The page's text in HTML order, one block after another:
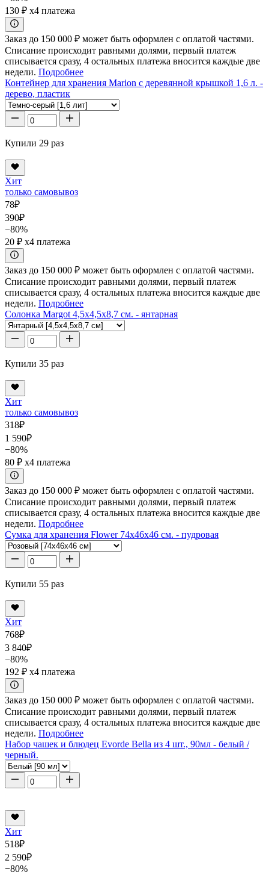
130 ₽ x4 платежа
Заказ до 150 000 ₽ может быть оформлен с оплатой частями.
Списание происходит равными долями, первый платеж
списывается сразу, 4 остальных платежа вносится каждые две
недели. Подробнее
Контейнер для хранения Marion с деревянной крышкой 1,6 л. -
дерево, пластик
Купили 29 раз
Хит
только самовывоз
78₽
390₽
−80%
20 ₽ x4 платежа
Заказ до 150 000 ₽ может быть оформлен с оплатой частями.
Списание происходит равными долями, первый платеж
списывается сразу, 4 остальных платежа вносится каждые две
недели. Подробнее
Солонка Margot 4,5x4,5x8,7 см. - янтарная
Купили 35 раз
Хит
только самовывоз
318₽
1 590₽
−80%
80 ₽ x4 платежа
Заказ до 150 000 ₽ может быть оформлен с оплатой частями.
Списание происходит равными долями, первый платеж
списывается сразу, 4 остальных платежа вносится каждые две
недели. Подробнее
Сумка для хранения Flower 74x46x46 см. - пудровая
Купили 55 раз
Хит
768₽
3 840₽
−80%
192 ₽ x4 платежа
Заказ до 150 000 ₽ может быть оформлен с оплатой частями.
Списание происходит равными долями, первый платеж
списывается сразу, 4 остальных платежа вносится каждые две
недели. Подробнее
Набор чашек и блюдец Evorde Bella из 4 шт., 90мл - белый /
черный.
Хит
518₽
2 590₽
−80%